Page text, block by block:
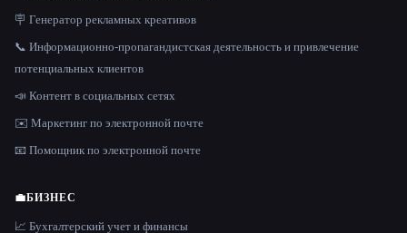
🪧 Генератор рекламных креативов
📞 Информационно-пропагандистская деятельность и привлечение
потенциальных клиентов
📣 Контент в социальных сетях
✉️ Маркетинг по электронной почте
📧 Помощник по электронной почте
💼БИЗНЕС
📈 Бухгалтерский учет и финансы